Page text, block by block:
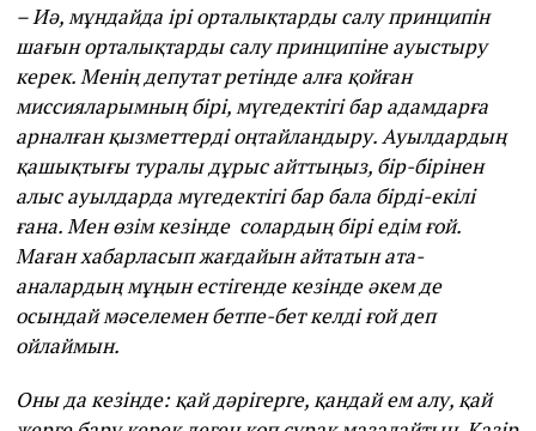
– Иә, мұндайда ірі орталықтарды салу принципін
шағын орталықтарды салу принципіне ауыстыру
керек. Менің депутат ретінде алға қойған
миссияларымның бірі, мүгедектігі бар адамдарға
арналған қызметтерді оңтайландыру.Ауылдардың
қашықтығы туралы дұрыс айттыңыз, бір-бірінен
алыс ауылдарда мүгедектігі бар бала бірді-екілі
ғана. Мен өзім кезінде солардың бірі едім ғой.
Маған хабарласып жағдайын айтатын ата-
аналардың мұңын естігенде кезінде әкем де
осындай мәселемен бетпе-бет келді ғой деп
ойлаймын.
Оны да кезінде: қай дәрігерге, қандай ем алу, қай